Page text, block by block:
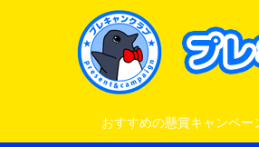
おすすめの懸賞キャンペー